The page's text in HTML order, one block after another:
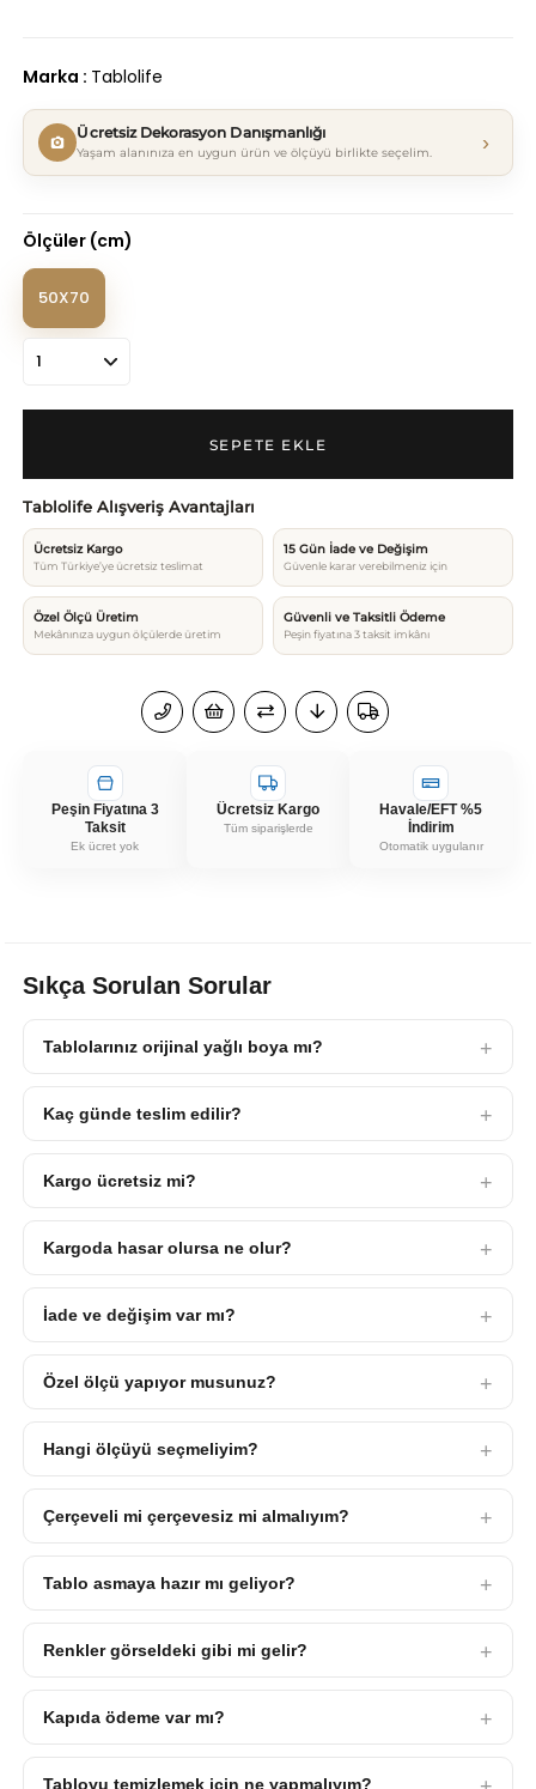
Marka : Tablolife
Ücretsiz Dekorasyon Danışmanlığı
Yaşam alanınıza en uygun ürün ve ölçüyü birlikte seçelim. ›
Ölçüler (cm)
50X70
Tablolife Alışveriş Avantajları
Ücretsiz Kargo
Tüm Türkiye’ye ücretsiz teslimat
15 Gün İade ve Değişim
Güvenle karar verebilmeniz için
Özel Ölçü Üretim
Mekânınıza uygun ölçülerde üretim
Güvenli ve Taksitli Ödeme
Peşin fiyatına 3 taksit imkânı
Peşin Fiyatına 3
Taksit
Ek ücret yok
Ücretsiz Kargo
Tüm siparişlerde
Havale/EFT %5
İndirim
Otomatik uygulanır
Sıkça Sorulan Sorular
Tablolarınız orijinal yağlı boya mı?
Kaç günde teslim edilir?
Kargo ücretsiz mi?
Kargoda hasar olursa ne olur?
İade ve değişim var mı?
Özel ölçü yapıyor musunuz?
Hangi ölçüyü seçmeliyim?
Çerçeveli mi çerçevesiz mi almalıyım?
Tablo asmaya hazır mı geliyor?
Renkler görseldeki gibi mi gelir?
Kapıda ödeme var mı?
Tabloyu temizlemek için ne yapmalıyım?